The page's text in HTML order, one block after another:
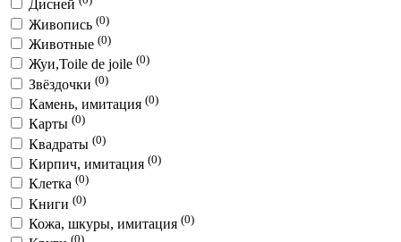
Дисней
Живопись (0)
Животные (0)
Жуи,Toile de joile (0)
Звёздочки (0)
Камень, имитация (0)
Карты (0)
Квадраты (0)
Кирпич, имитация (0)
Клетка (0)
Книги (0)
Кожа, шкуры, имитация (0)
(0)